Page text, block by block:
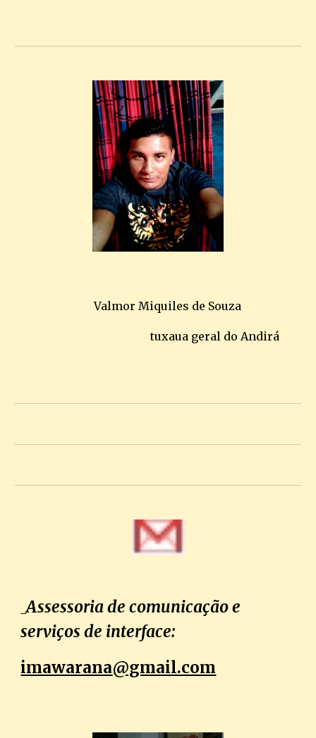
Valmor Miquiles de Souza
tuxaua geral do Andirá
Assessoria de comunicação e
serviços de interface:
imawarana@gmail.com